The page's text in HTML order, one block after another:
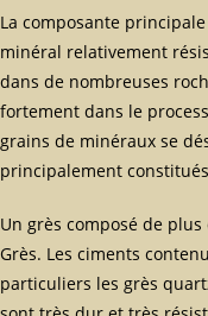
La composante
minéral relativement
dans de nombreuses
fortement dans le
grains de minéraux se
principalement
Un grès composé de
Grès. Les ciments
particuliers les grès